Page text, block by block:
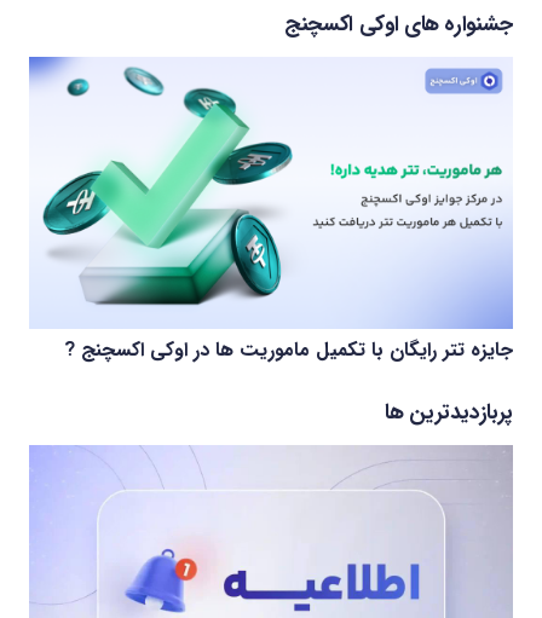
جشنواره های اوکی اکسچنج
جایزه تتر رایگان با تکمیل ماموریت ها در اوکی اکسچنج ?
پربازدیدترین ها